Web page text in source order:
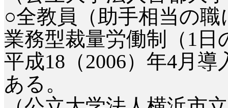
○全教員（助手相当の
業務型裁量労働制（1
平成18（2006）年4月
ある。